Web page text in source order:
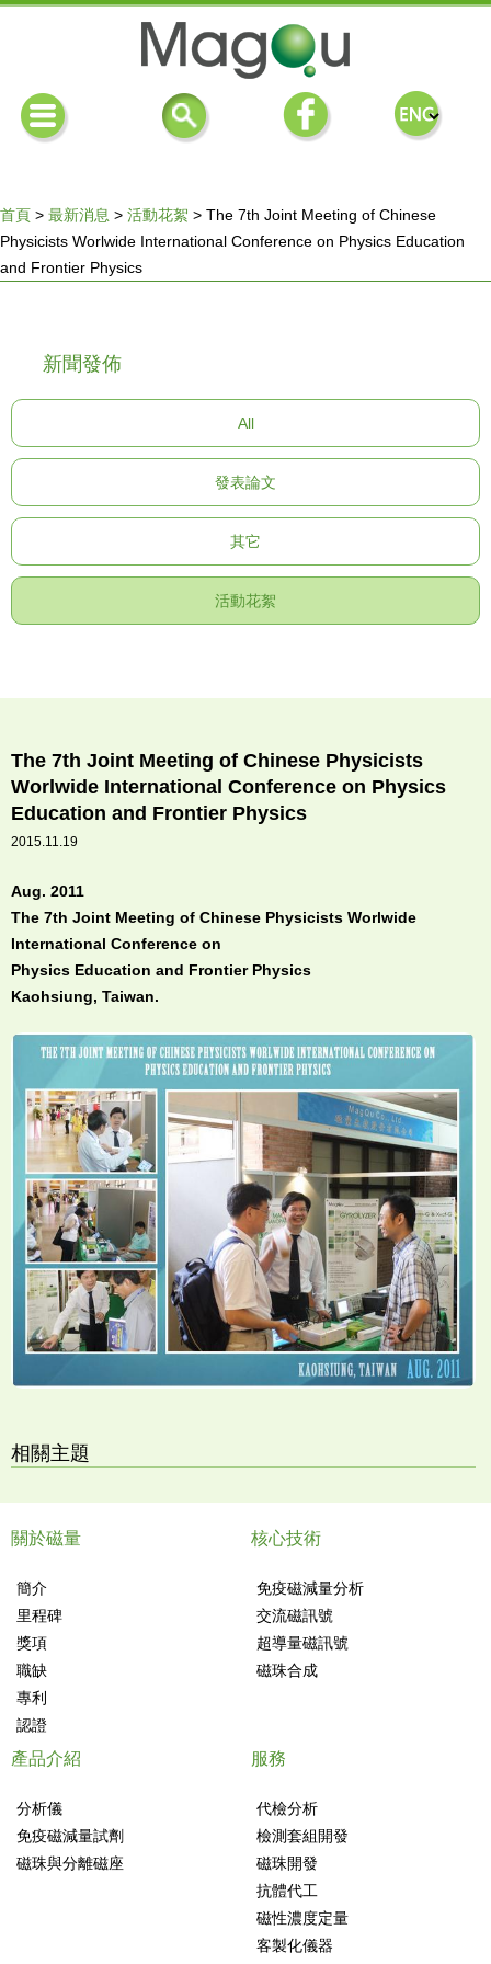
您
裡
首頁 > 最新消息 > 活動花絮 > The 7th Joint Meeting of Chinese
Physicists Worlwide International Conference on Physics Education
and Frontier Physics
新聞發佈
All
發表論文
其它
活動花絮
The 7th Joint Meeting of Chinese Physicists
Worlwide International Conference on Physics
Education and Frontier Physics
2015.11.19
Aug. 2011
The 7th Joint Meeting of Chinese Physicists Worlwide
International Conference on
Physics Education and Frontier Physics
Kaohsiung, Taiwan.
相關主題
關於磁量
簡介
里程碑
獎項
職缺
專利
認證
核心技術
免疫磁減量分析
交流磁訊號
超導量磁訊號
磁珠合成
產品介紹
分析儀
免疫磁減量試劑
磁珠與分離磁座
服務
代檢分析
檢測套組開發
磁珠開發
抗體代工
磁性濃度定量
客製化儀器